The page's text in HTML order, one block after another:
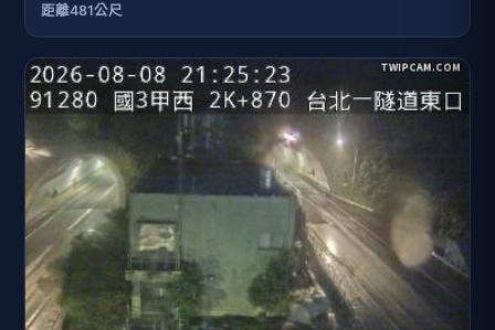
距離481公尺